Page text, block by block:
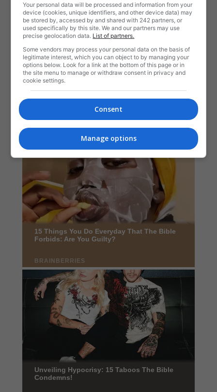
Your personal data will be processed and information from your
device (cookies, unique identifiers, and other device data) may
be stored by, accessed by and shared with 242 partners, or
used specifically by this site. We and our partners may use
precise geolocation data. List of partners.
Some vendors may process your personal data on the basis of
legitimate interest, which you can object to by managing your
options below. Look for a link at the bottom of this page or in
the site menu to manage or withdraw consent in privacy and
cookie settings.
Consent
Manage options